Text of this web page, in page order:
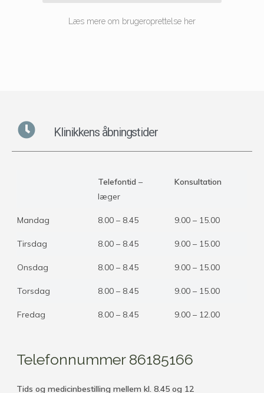
Læs mere om brugeroprettelse her
Klinikkens åbningstider
Telefontid –
læger
Konsultation
Mandag 8.00 – 8.45 9.00 – 15.00
Tirsdag 8.00 – 8.45 9.00 – 15.00
Onsdag 8.00 – 8.45 9.00 – 15.00
Torsdag 8.00 – 8.45 9.00 – 15.00
Fredag 8.00 – 8.45 9.00 – 12.00
Telefonnummer 86185166
Tids og medicinbestilling mellem kl. 8.45 og 12